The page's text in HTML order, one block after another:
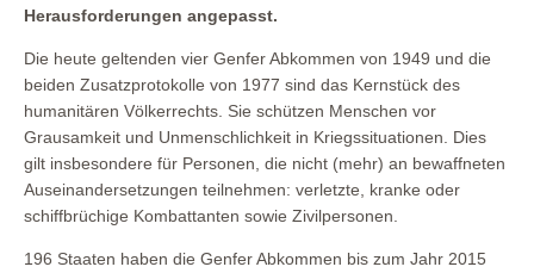
Herausforderungen angepasst.
Die heute geltenden vier Genfer Abkommen von 1949 und die
beiden Zusatzprotokolle von 1977 sind das Kernstück des
humanitären Völkerrechts. Sie schützen Menschen vor
Grausamkeit und Unmenschlichkeit in Kriegssituationen. Dies
gilt insbesondere für Personen, die nicht (mehr) an bewaffneten
Auseinandersetzungen teilnehmen: verletzte, kranke oder
schiffbrüchige Kombattanten sowie Zivilpersonen.
196 Staaten haben die Genfer Abkommen bis zum Jahr 2015